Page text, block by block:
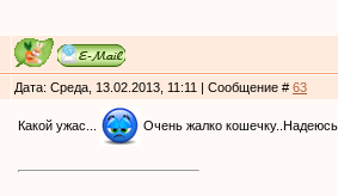
Дата: Среда, 13.02.2013, 11:11 | Сообщение # 63
Какой ужас... Очень жалко кошечку..Надеюсь,